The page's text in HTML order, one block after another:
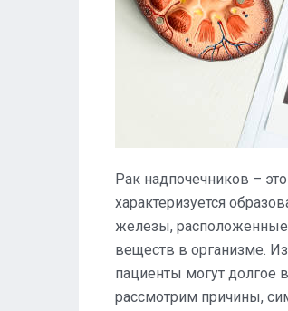
Рак надпочечников –
характеризуется
железы,
веществ в организме.
пациенты могут долгое
рассмотрим причины,